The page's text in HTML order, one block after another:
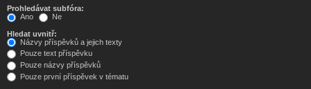
Prohledávat subfóra:
Ano
Ne
Hledat uvnitř:
Názvy příspěvků a jejich texty
Pouze text příspěvku
Pouze názvy příspěvků
Pouze první příspěvek v tématu